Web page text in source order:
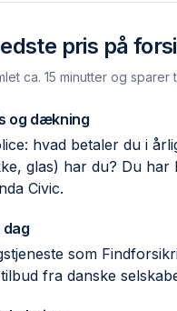
pris på
ca. 15 minutter og sparer
og dækning
hvad betaler du i
glas) har du? Du
Civic.
dag
som
fra danske